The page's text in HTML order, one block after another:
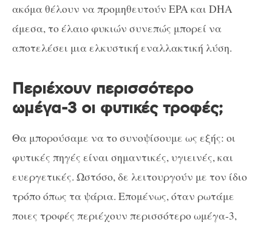
ακόμα θέλουν να προμηθευτούν EPA και DHA
άμεσα, το έλαιο φυκιών συνεπώς μπορεί να
αποτελέσει μια ελκυστική εναλλακτική λύση.
Περιέχουν περισσότερο
ωμέγα-3 οι φυτικές τροφές;
Θα μπορούσαμε να το συνοψίσουμε ως εξής: οι
φυτικές πηγές είναι σημαντικές, υγιεινές, και
ευεργετικές. Ωστόσο, δε λειτουργούν με τον ίδιο
τρόπο όπως τα ψάρια. Επομένως, όταν ρωτάμε
ποιες τροφές περιέχουν περισσότερο ωμέγα-3,